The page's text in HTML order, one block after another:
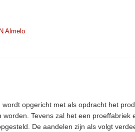
Almelo
opgericht met als opdracht het
Tevens zal het een proeffabriek
De aandelen zijn als volgt